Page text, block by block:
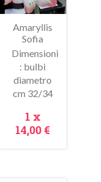
Anteprima
Amaryllis
Sofia
Dimensioni
: bulbi
diametro
cm 32/34
Prezzo
1 x
14,00 €